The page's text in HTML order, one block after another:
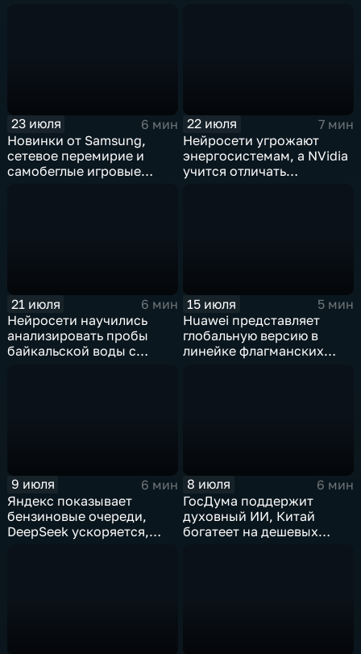
23 июля
6 мин
Новинки от Samsung,
сетевое перемирие и
самобеглые игровые
22 июля
7 мин
Нейросети угрожают
энергосистемам, а NVidia
учится отличать
21 июля
6 мин
Нейросети научились
анализировать пробы
байкальской воды с
15 июля
5 мин
Huawei представляет
глобальную версию в
линейке флагманских
9 июля
6 мин
Яндекс показывает
бензиновые очереди,
DeepSeek ускоряется,
8 июля
6 мин
ГосДума поддержит
духовный ИИ, Китай
богатеет на дешевых